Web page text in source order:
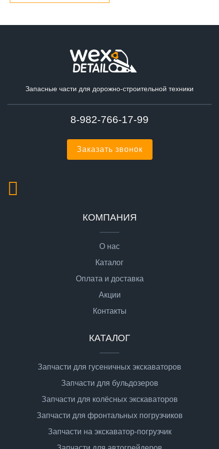
Запасные части для дорожно-строительной техники
8-982-766-17-99
Заказать звонок
КОМПАНИЯ
О нас
Каталог
Оплата и доставка
Акции
Контакты
КАТАЛОГ
Запчасти для гусеничных экскаваторов
Запчасти для бульдозеров
Запчасти для колёсных экскаваторов
Запчасти для фронтальных погрузчиков
Запчасти на экскаватор-погрузчик